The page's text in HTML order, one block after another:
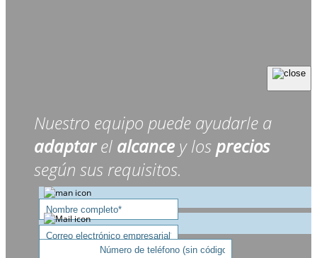
Nuestro equipo puede ayudarle a
adaptarel alcance y losprecios
según sus requisitos.